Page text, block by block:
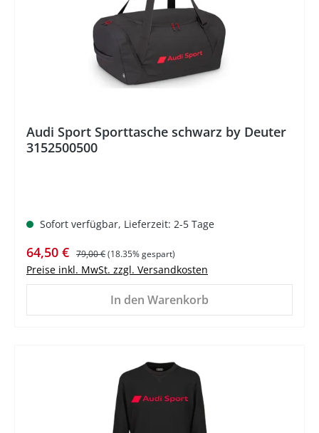
Audi Sport Sporttasche schwarz by Deuter
3152500500
Sofort verfügbar, Lieferzeit: 2-5 Tage
Verkaufspreis:
64,50 € Regulärer Preis:
79,00 €(18.35% gespart)
Preise inkl. MwSt. zzgl. Versandkosten
In den Warenkorb